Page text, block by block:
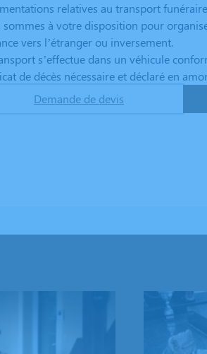
relatives au transport
sommes à votre disposition pour
vers l’étranger ou inversement.
s’effectue dans un véhicule
de décès nécessaire et déclaré en
Demande de devis